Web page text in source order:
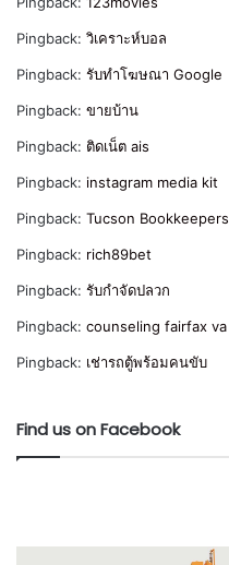
Pingback: วิเคราะห์บอล
Pingback: รับทําโฆษณา Google
Pingback: ขายบ้าน
Pingback: ติดเน็ต ais
Pingback: instagram media kit
Pingback: Tucson Bookkeepers
Pingback: rich89bet
Pingback: รับกำจัดปลวก
Pingback: counseling fairfax va
Pingback: เช่ารถตู้พร้อมคนขับ
Find us on Facebook